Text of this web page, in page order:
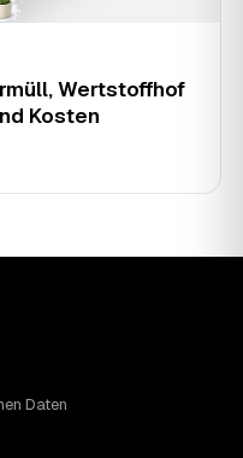
Wertstoffhof
Kosten
Daten